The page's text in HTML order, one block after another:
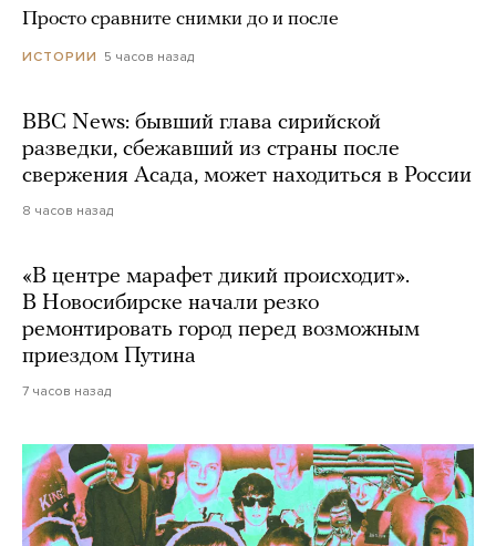
Просто сравните снимки до и после
ИСТОРИИ 5 часов назад
BBC News: бывший глава сирийской
разведки, сбежавший из страны после
свержения Асада, может находиться в России
8 часов назад
«В центре марафет дикий происходит».
В Новосибирске начали резко
ремонтировать город перед возможным
приездом Путина
7 часов назад